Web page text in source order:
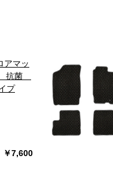
マッ
抗菌
プ
￥7,600